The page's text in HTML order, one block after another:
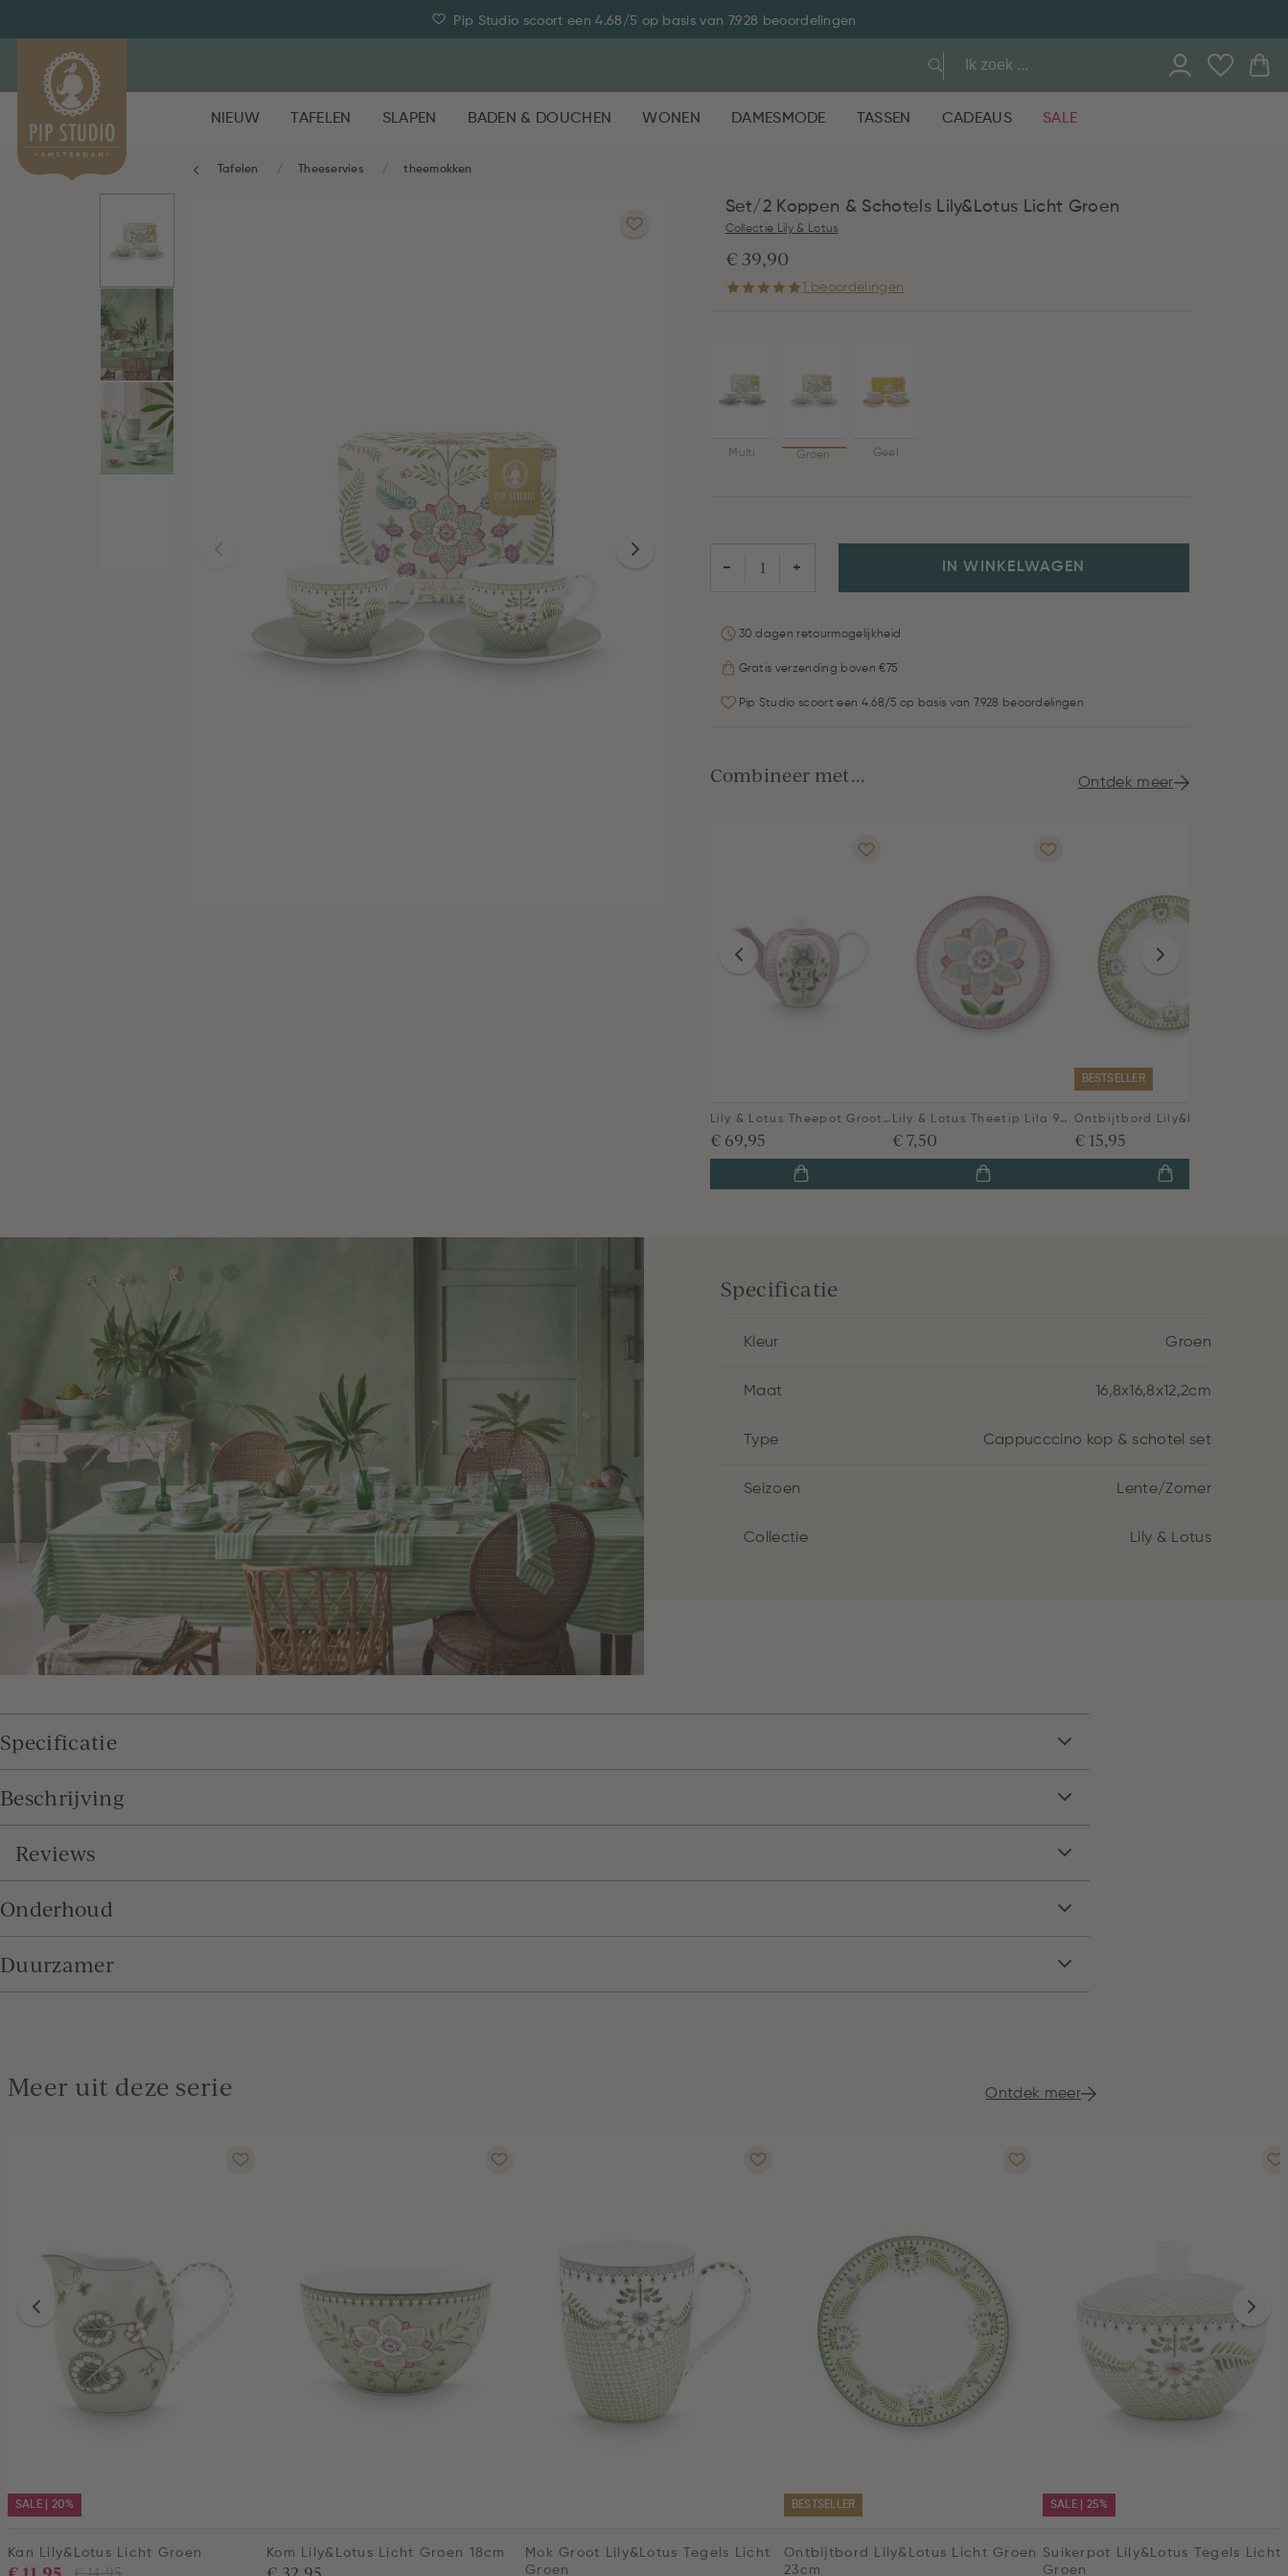
Pip Studio scoort een 4.68/5 op basis van 7.928 beoordelingen
NIEUW TAFELEN SLAPEN BADEN & DOUCHEN WONEN DAMESMODE TASSEN CADEAUS SALE
Tafelen Theeservies theemokken
Set/2 Koppen & Schotels Lily&Lotus Licht Groen
Collectie Lily & Lotus
€ 39,90
1 beoordelingen
Multi Groen Geel
− + IN WINKELWAGEN
30 dagen retourmogelijkheid
Gratis verzending boven €75
Pip Studio scoort een 4.68/5 op basis van 7.928 beoordelingen
Combineer met... Ontdek meer
Lily & Lotus Theepot Groot Lila
€ 69,95
Lily & Lotus Theetip Lila 9cm
€ 7,50
BESTSELLER
€ 15,95
Specificatie
Kleur Groen
Maat 16,8x16,8x12,2cm
Type Cappucccino kop & schotel set
Seizoen Lente/Zomer
Collectie Lily & Lotus
Specificatie
Beschrijving
Reviews
Onderhoud
Duurzamer
Meer uit deze serie Ontdek meer
SALE | 20%
Kan Lily&Lotus Licht Groen Kom Lily&Lotus Licht Groen 18cm
Mok Groot Lily&Lotus Tegels Licht
Groen
BESTSELLER
Ontbijtbord Lily&Lotus Licht Groen
23cm
SALE | 25%
Suikerpot Lily&Lotus Tegels Licht
Groen